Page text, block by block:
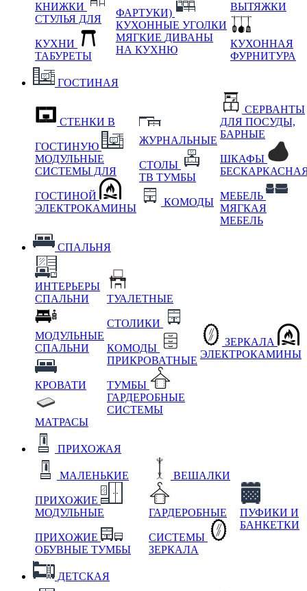
КНИЖКИ
СТУЛЬЯ ДЛЯ
КУХНИ
ТАБУРЕТЫ
ФАРТУКИ)
КУХОННЫЕ УГОЛКИ
МЯГКИЕ ДИВАНЫ
НА КУХНЮ
ВЫТЯЖКИ
КУХОННАЯ
ФУРНИТУРА
ГОСТИНАЯ
СТЕНКИ В
ГОСТИНУЮ
МОДУЛЬНЫЕ
СИСТЕМЫ ДЛЯ
ГОСТИНОЙ
ЭЛЕКТРОКАМИНЫ
ЖУРНАЛЬНЫЕ
СТОЛЫ
ТВ ТУМБЫ
КОМОДЫ
СЕРВАНТЫ
ДЛЯ ПОСУДЫ,
БАРНЫЕ
ШКАФЫ
МЕБЕЛЬ
МЯГКАЯ
МЕБЕЛЬ
СПАЛЬНЯ
ИНТЕРЬЕРЫ
СПАЛЬНИ
МОДУЛЬНЫЕ
СПАЛЬНИ
КРОВАТИ
МАТРАСЫ
ТУАЛЕТНЫЕ
СТОЛИКИ
КОМОДЫ
ПРИКРОВАТНЫЕ
ТУМБЫ
ГАРДЕРОБНЫЕ
СИСТЕМЫ
ЗЕРКАЛА
ЭЛЕКТРОКАМИНЫ
ПРИХОЖАЯ
МАЛЕНЬКИЕ
ПРИХОЖИЕ
МОДУЛЬНЫЕ
ПРИХОЖИЕ
ОБУВНЫЕ ТУМБЫ
ВЕШАЛКИ
ГАРДЕРОБНЫЕ
СИСТЕМЫ
ЗЕРКАЛА
ПУФИКИ И
БАНКЕТКИ
ДЕТСКАЯ